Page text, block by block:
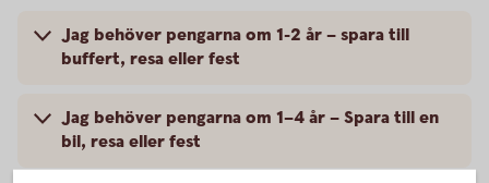
Jag behöver pengarna om 1-2 år – spara till
buffert, resa eller fest
Jag behöver pengarna om 1–4 år – Spara till en
bil, resa eller fest